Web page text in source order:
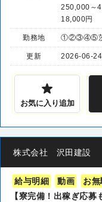
250,000～
18,000円
勤務地 ①②③④⑤茨
更新 2026-06-
お気に入り追加
株式会社 沢田建設
給与明細 動画
お
【寮完備！出稼ぎ応